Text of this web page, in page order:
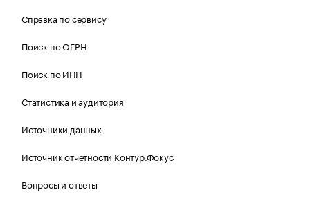
Справка по сервису
Поиск по ОГРН
Поиск по ИНН
Статистика и аудитория
Источники данных
Источник отчетности Контур.Фокус
Вопросы и ответы